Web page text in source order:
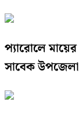
প্যারোলে
সাবেক উপজেলা